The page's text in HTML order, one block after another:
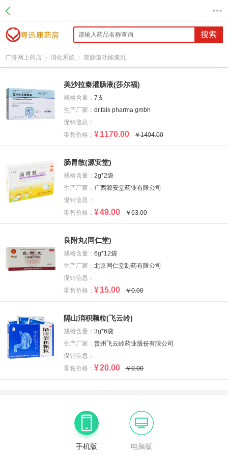
搜索
广济网上药店 消化系统 胃肠道功能紊乱
美沙拉秦灌肠液(莎尔福)
规格含量： 7支
生产厂家： dr.falk pharma gmbh
促销信息：
零售价格： ¥1170.00 ￥1404.00
肠胃散(源安堂)
规格含量： 2g*2袋
生产厂家： 广西源安堂药业有限公司
促销信息：
零售价格： ¥49.00 ￥63.00
良附丸(同仁堂)
规格含量： 6g*12袋
生产厂家： 北京同仁堂制药有限公司
促销信息：
零售价格： ¥15.00 ￥0.00
隔山消积颗粒(飞云岭)
规格含量： 3g*6袋
生产厂家： 贵州飞云岭药业股份有限公司
促销信息：
零售价格： ¥20.00 ￥0.00
手机版 电脑版